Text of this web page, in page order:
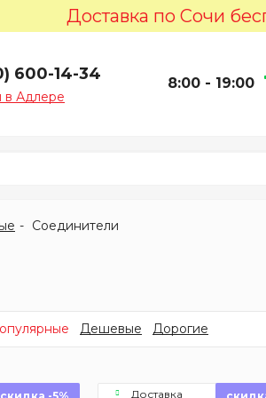
Доставка по Сочи
600-14-34
в Адлере
8:00 - 19:00
Соединители
Дешевые Дорогие
Доставка